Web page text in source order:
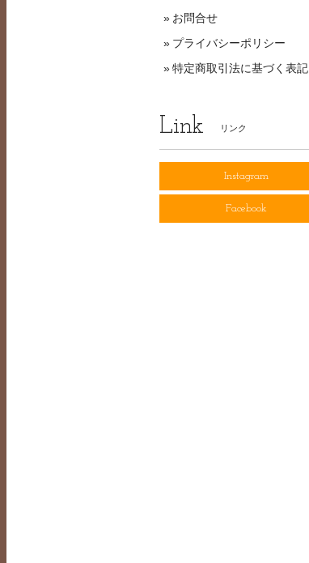
お問合せ
プライバシーポリシー
特定商取引法に基づく表記
Link リンク
Instagram
Facebook